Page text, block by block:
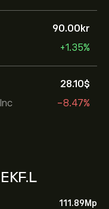
90.00‎kr‎
+1.35%
28.10‎$‎
-8.47%
111.89M‎p‎